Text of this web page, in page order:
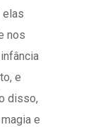
elas
nos
e
disso,
e